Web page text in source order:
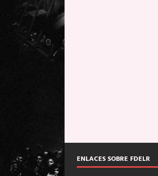
ENLACES SOBRE FDELR